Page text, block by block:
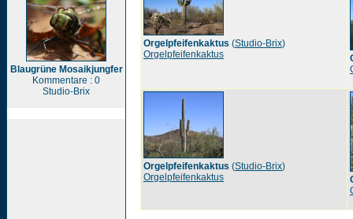
Blaugrüne Mosaikjungfer
Kommentare : 0
Studio-Brix
Orgelpfeifenkaktus (Studio-Brix)
Orgelpfeifenkaktus
Orgelpfeifenkaktus (Studio-Brix)
Orgelpfeifenkaktus